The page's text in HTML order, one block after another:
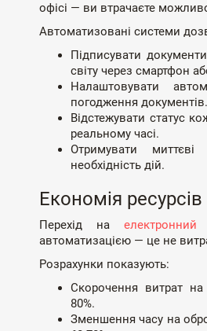
офісі — ви втрачаєте
Автоматизовані системи
Підписувати
світу через смартфон
Налаштовувати
погодження документів.
Відстежувати статус
реальному часі.
Отримувати
необхідність дій.
Економія ресурсів
Перехід на електронний
автоматизацією — це не
Розрахунки показують:
Скорочення витрат
80%.
Зменшення часу на